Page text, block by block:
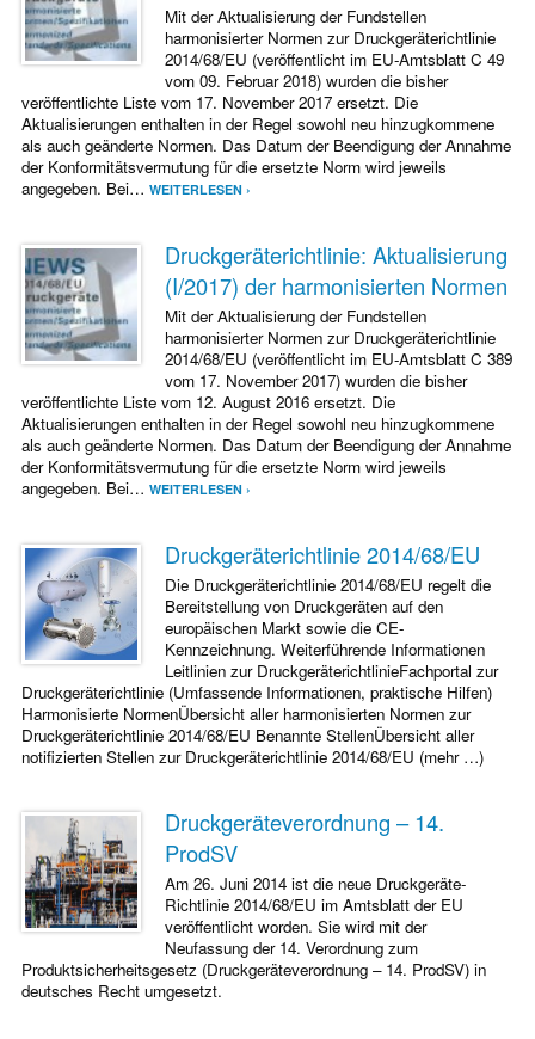
Mit der Aktualisierung der Fundstellen
harmonisierter Normen zur Druckgeräterichtlinie
2014/68/EU (veröffentlicht im EU-Amtsblatt C 49
vom 09. Februar 2018) wurden die bisher
veröffentlichte Liste vom 17. November 2017 ersetzt. Die
Aktualisierungen enthalten in der Regel sowohl neu hinzugkommene
als auch geänderte Normen. Das Datum der Beendigung der Annahme
der Konformitätsvermutung für die ersetzte Norm wird jeweils
angegeben. Bei… WEITERLESEN ›
Druckgeräterichtlinie: Aktualisierung
(I/2017) der harmonisierten Normen
Mit der Aktualisierung der Fundstellen
harmonisierter Normen zur Druckgeräterichtlinie
2014/68/EU (veröffentlicht im EU-Amtsblatt C 389
vom 17. November 2017) wurden die bisher
veröffentlichte Liste vom 12. August 2016 ersetzt. Die
Aktualisierungen enthalten in der Regel sowohl neu hinzugkommene
als auch geänderte Normen. Das Datum der Beendigung der Annahme
der Konformitätsvermutung für die ersetzte Norm wird jeweils
angegeben. Bei… WEITERLESEN ›
Druckgeräterichtlinie 2014/68/EU
Die Druckgeräterichtlinie 2014/68/EU regelt die
Bereitstellung von Druckgeräten auf den
europäischen Markt sowie die CE-
Kennzeichnung. Weiterführende Informationen
Leitlinien zur DruckgeräterichtlinieFachportal zur
Druckgeräterichtlinie (Umfassende Informationen, praktische Hilfen)
Harmonisierte NormenÜbersicht aller harmonisierten Normen zur
Druckgeräterichtlinie 2014/68/EU Benannte StellenÜbersicht aller
notifizierten Stellen zur Druckgeräterichtlinie 2014/68/EU (mehr …)
Druckgeräteverordnung – 14.
ProdSV
Am 26. Juni 2014 ist die neue Druckgeräte-
Richtlinie 2014/68/EU im Amtsblatt der EU
veröffentlicht worden. Sie wird mit der
Neufassung der 14. Verordnung zum
Produktsicherheitsgesetz (Druckgeräteverordnung – 14. ProdSV) in
deutsches Recht umgesetzt.